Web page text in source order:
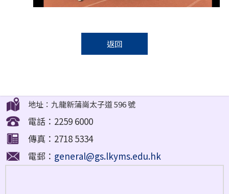
返回
地址：九龍新蒲崗太子道 596 號
電話：2259 6000
傳真：2718 5334
電郵： general@gs.lkyms.edu.hk